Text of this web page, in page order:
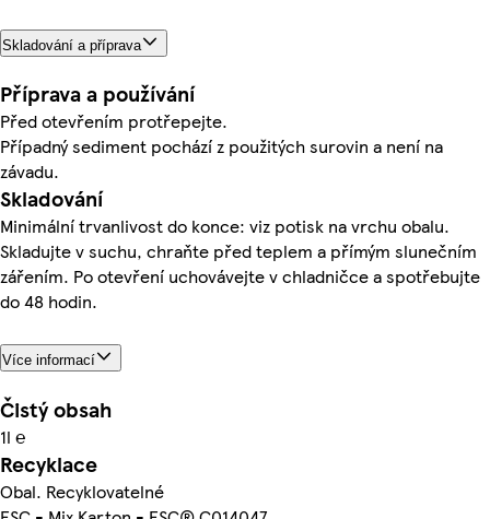
Skladování a příprava
Příprava a používání
Před otevřením protřepejte.
Případný sediment pochází z použitých surovin a není na
závadu.
Skladování
Minimální trvanlivost do konce: viz potisk na vrchu obalu.
Skladujte v suchu, chraňte před teplem a přímým slunečním
zářením. Po otevření uchovávejte v chladničce a spotřebujte
do 48 hodin.
Více informací
Čistý obsah
1l ℮
Recyklace
Obal. Recyklovatelné